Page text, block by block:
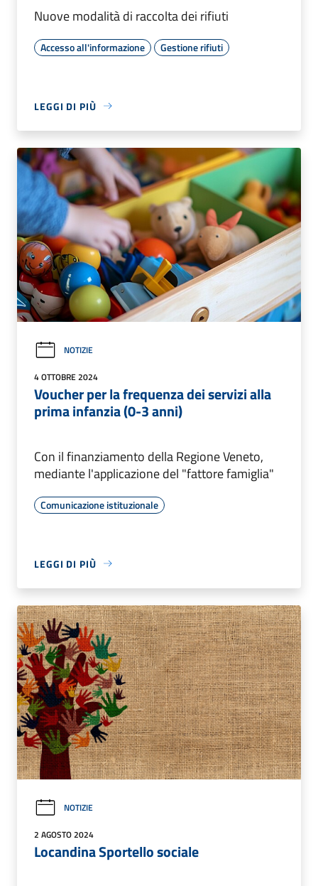
Nuove modalità di raccolta dei rifiuti
Accesso all'informazione Gestione rifiuti
LEGGI DI PIÙ
NOTIZIE
4 OTTOBRE 2024
Voucher per la frequenza dei servizi alla
prima infanzia (0-3 anni)
Con il finanziamento della Regione Veneto,
mediante l'applicazione del "fattore famiglia"
Comunicazione istituzionale
LEGGI DI PIÙ
NOTIZIE
2 AGOSTO 2024
Locandina Sportello sociale